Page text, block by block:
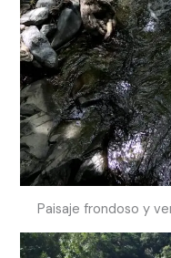
Paisaje frondoso y